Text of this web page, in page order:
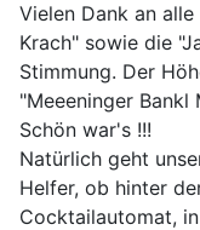
Vielen Dank an
Krach" sowie die
Stimmung. Der
"Meeeninger Bankl
Schön war's !!!
Natürlich geht
Helfer, ob hinter
Cocktailautomat,